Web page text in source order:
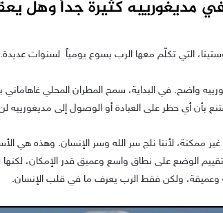
مديغورييه كثيرة جداً وهل
التي تكلّم معها الرب يسوع يومياً لسنوات
واضح. في البداية، سمح المطران المحلي غاهاماني
بأن أي حظر على العبادة أو الوصول إلى مديغورييه
ممكنة، لأننا نلج سر الله وسر الإنسان. وهذه هي
الوضع على نطاق واسع وعميق قدر الإمكان،
وعميقة، ولكن فقط الرب يعرف ما في قلب الإنسان.